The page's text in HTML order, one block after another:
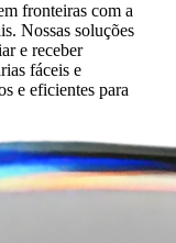
fronteiras com a
Nossas soluções
e receber
fáceis e
e eficientes para